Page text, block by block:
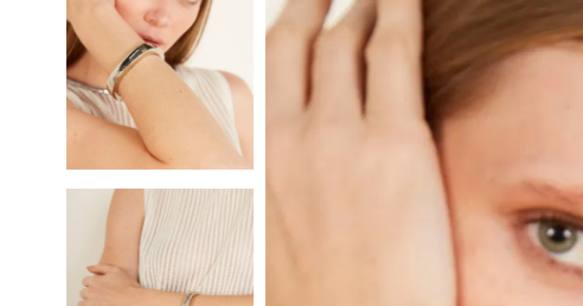
jeans
camisa